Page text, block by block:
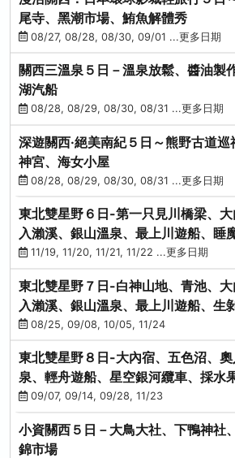
尾寺、黑潮市場、鮪魚解體秀
08/27, 08/28, 08/30, 09/01 ...更多日期
關西三溫泉５日－溫泉放鬆、醬油製
湖汽船
08/28, 08/29, 08/30, 08/31 ...更多日期
深遊關西·絕美南紀５日～熊野古道
神宮、海女小屋
08/28, 08/29, 08/30, 08/31 ...更多日期
東北雙星野６日-第一只見川橋梁、
入瀨溪、銀山溫泉、最上川遊船、睡
(仙/青)
11/19, 11/20, 11/21, 11/22 ...更多日期
東北雙星野７日-白神山地、青池、
入瀨溪、銀山溫泉、最上川遊船、生
進免稅店)(仙/青)
08/25, 09/08, 10/05, 11/24
東北雙星野８日-大內宿、五色沼、
泉、輕舟遊船、星空銀河纜車、採水
(不進免稅店)(仙/青)
09/07, 09/14, 09/28, 11/23
小資關西５日－大鳥大社、下鴨神社
錦市場